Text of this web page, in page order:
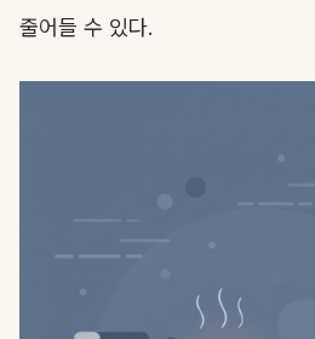
줄어들 수 있다.